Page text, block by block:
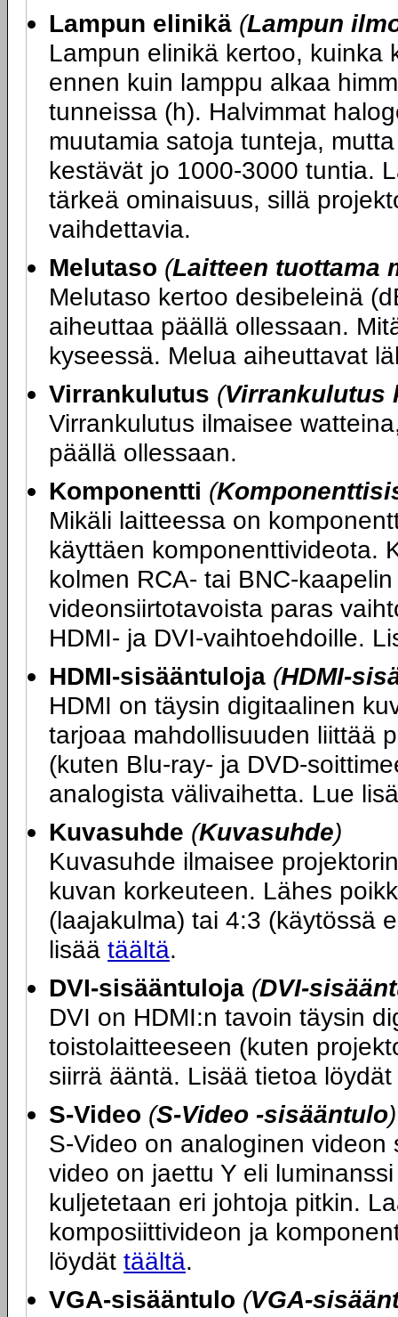
Lampun elinikä (Lampun
Lampun elinikä kertoo, kuinka
ennen kuin lamppu alkaa
tunneissa (h). Halvimmat
muutamia satoja tunteja,
kestävät jo 1000-3000 tuntia.
tärkeä ominaisuus, sillä
vaihdettavia.
Melutaso (Laitteen tuottama
Melutaso kertoo desibeleinä
aiheuttaa päällä ollessaan.
kyseessä. Melua aiheuttavat
Virrankulutus (Virrankulutus
Virrankulutus ilmaisee
päällä ollessaan.
Komponentti (
Mikäli laitteessa on
käyttäen komponenttivideota.
kolmen RCA- tai BNC-
videonsiirtotavoista paras
HDMI- ja DVI-vaihtoehdoille.
HDMI-sisääntuloja (HDMI-
HDMI on täysin digitaalinen
tarjoaa mahdollisuuden liittää
(kuten Blu-ray- ja DVD-
analogista välivaihetta. Lue
Kuvasuhde (Kuvasuhde)
Kuvasuhde ilmaisee
kuvan korkeuteen. Lähes
(laajakulma) tai 4:3 (käytössä
lisää täältä.
DVI-sisääntuloja (DVI-
DVI on HDMI:n tavoin täysin
toistolaitteeseen (kuten
siirrä ääntä. Lisää tietoa löydät
S-Video (S-Video -sisääntulo)
S-Video on analoginen
video on jaettu Y eli
kuljetetaan eri johtoja pitkin.
komposiittivideon ja
löydät täältä.
VGA-sisääntulo (VGA-